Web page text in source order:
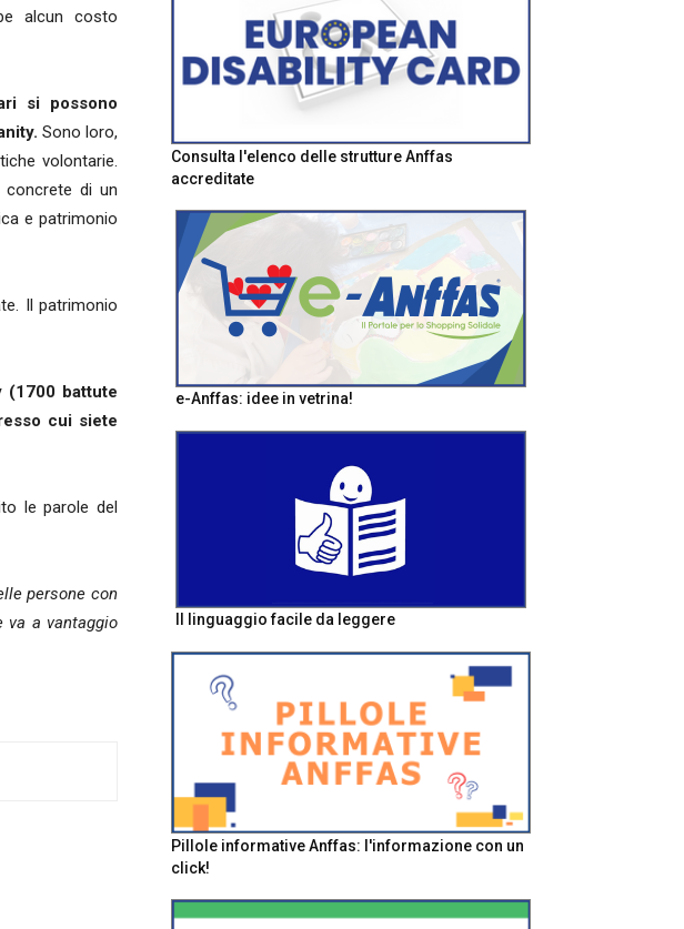
alcun costo
si possono
Sono loro,
volontarie.
concrete di un
e patrimonio
Il patrimonio
(1700 battute
cui siete
le parole del
persone con
a vantaggio
Consulta l'elenco delle strutture Anffas
accreditate
e-Anffas: idee in vetrina!
Il linguaggio facile da leggere
Pillole informative Anffas: l'informazione con un
click!